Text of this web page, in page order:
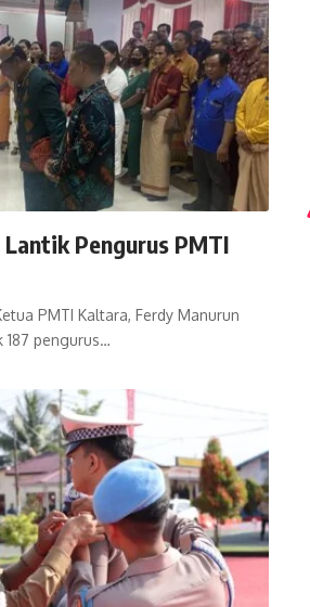
Pengurus PMTI
PMTI Kaltara, Ferdy Manurun
187 pengurus…